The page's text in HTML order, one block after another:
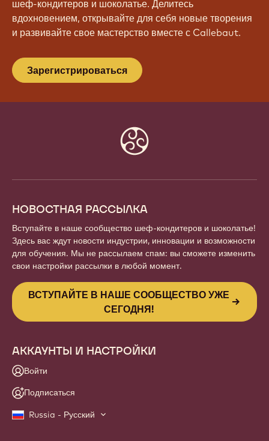
шеф-кондитеров и шоколатье. Делитесь
вдохновением, открывайте для себя новые творения
и развивайте свое мастерство вместе с Callebaut.
Зарегистрироваться
НОВОСТНАЯ РАССЫЛКА
Вступайте в наше сообщество шеф-кондитеров и шоколатье!
Здесь вас ждут новости индустрии, инновации и возможности
для обучения. Мы не рассылаем спам: вы сможете изменить
свои настройки рассылки в любой момент.
ВСТУПАЙТЕ В НАШЕ СООБЩЕСТВО УЖЕ
СЕГОДНЯ!
АККАУНТЫ И НАСТРОЙКИ
Войти
Подписаться
Russia - Русский